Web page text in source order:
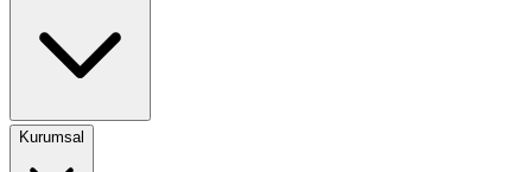
Kurumsal